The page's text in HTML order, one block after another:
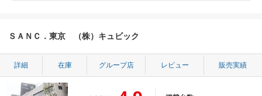
ＳＡＮＣ．東京 （株）キュビック
詳細 在庫 グループ店 レビュー 販売実績